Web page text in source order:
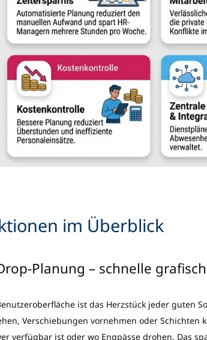
im Überblick
Planung – schnelle
ist das Herzstück jeder guten
Verschiebungen vornehmen oder
verfügbar ist oder wo Engpässe drohen. Das